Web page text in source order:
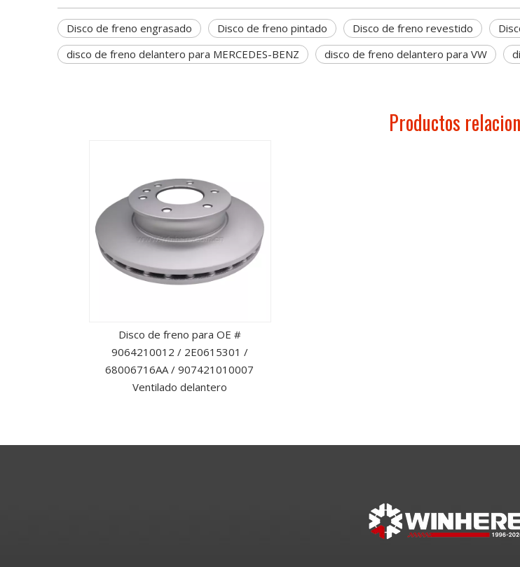
Disco de freno engrasado Disco de freno pintado Disco de freno revestido
disco de freno delantero para MERCEDES-BENZ
disco de freno delantero para VW
Productos
Disco de freno para OE #
9064210012 / 2E0615301 /
68006716AA / 907421010007
Ventilado delantero